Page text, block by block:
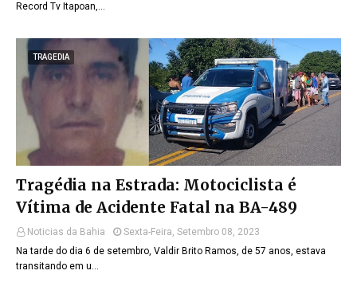
Record Tv Itapoan,…
TRAGEDIA
Tragédia na Estrada: Motociclista é
Vítima de Acidente Fatal na BA-489
Noticias da Bahia
Sexta-Feira, Setembro 08, 2023
Na tarde do dia 6 de setembro, Valdir Brito Ramos, de 57 anos, estava
transitando em u…